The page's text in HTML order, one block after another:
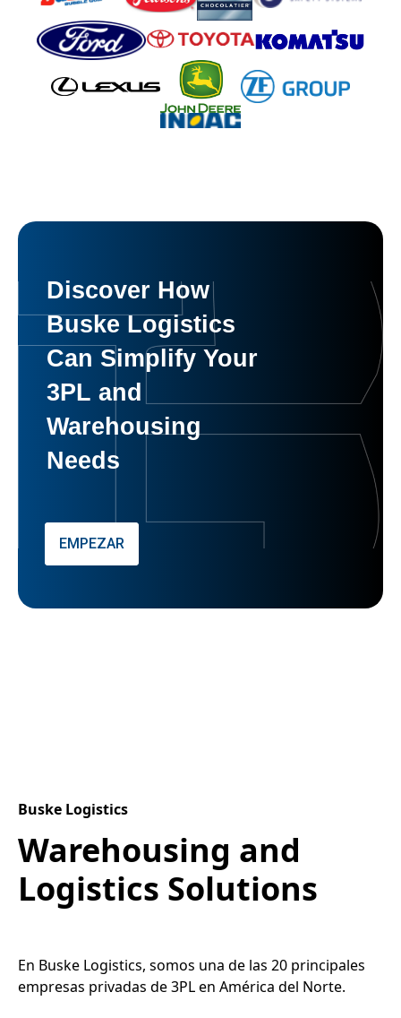
Discover How
Buske Logistics
Can Simplify Your
3PL and
Warehousing
Needs
EMPEZAR
Buske Logistics
Warehousing and
Logistics Solutions
En Buske Logistics, somos una de las 20 principales
empresas privadas de 3PL en América del Norte.